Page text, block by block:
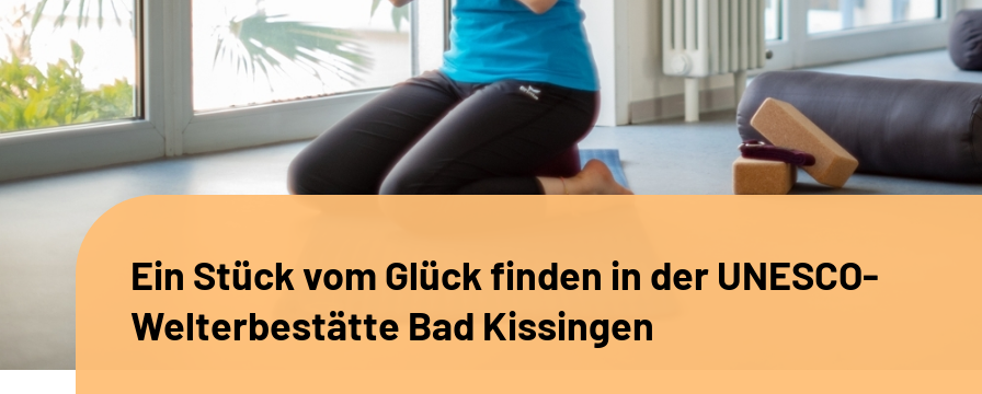
Ein Stück vom Glück finden in der UNESCO-
Welterbestätte Bad Kissingen